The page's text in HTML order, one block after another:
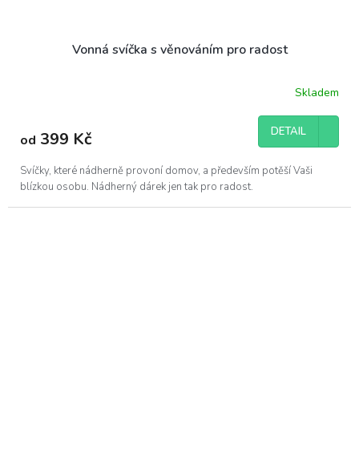
Vonná svíčka s věnováním pro radost
Skladem
od 399 Kč DETAIL
Svíčky, které nádherně provoní domov, a především potěší Vaši
blízkou osobu. Nádherný dárek jen tak pro radost.